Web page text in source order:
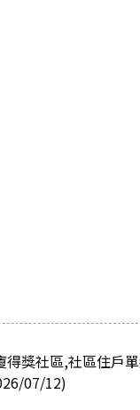
獎社區,社區住戶
07/12)